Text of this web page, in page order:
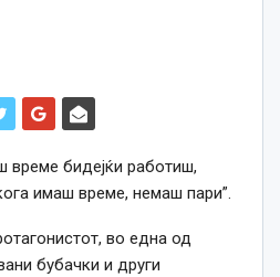
време бидејќи работиш,
имаш време, немаш пари”.
во една од
бубачки и други